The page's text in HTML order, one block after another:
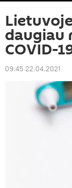
daugiau
COVID-
09:45 22.04.2021